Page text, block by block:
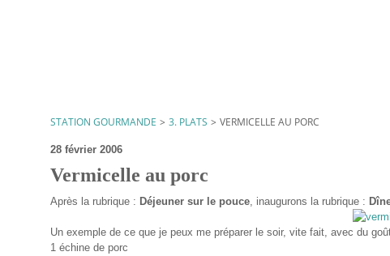
STATION GOURMANDE > 3. PLATS > VERMICELLE AU PORC
28 février 2006
Vermicelle au porc
Après la rubrique : Déjeuner sur le pouce, inaugurons la rubrique :
Un exemple de ce que je peux me préparer le soir, vite fait, avec du
1 échine de porc